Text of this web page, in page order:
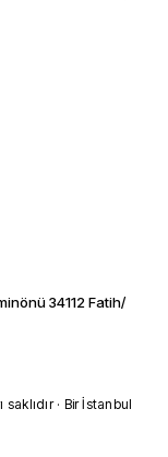
34112 Fatih/
· Bir İstanbul